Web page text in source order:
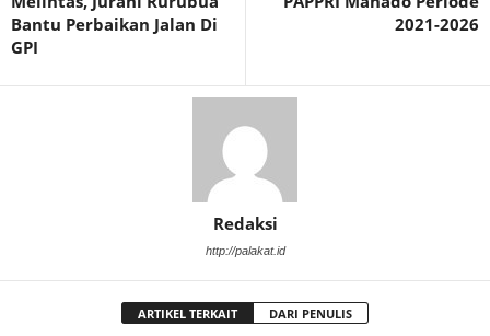
Bantu Perbaikan Jalan Di
GPI
2021-2026
Redaksi
http://palakat.id
ARTIKEL TERKAIT DARI PENULIS